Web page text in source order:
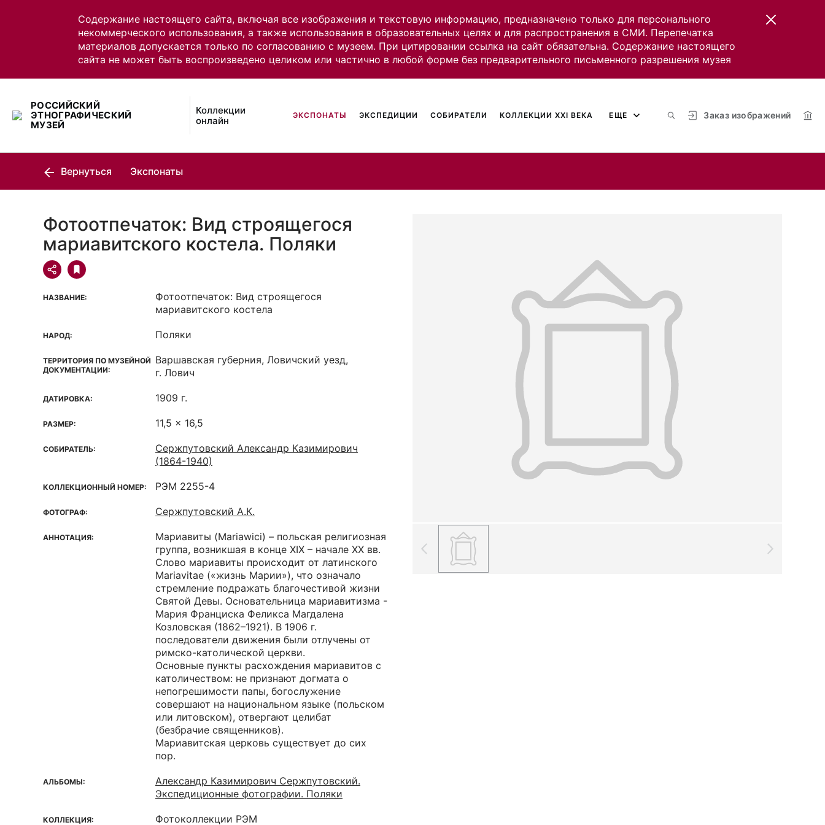
Содержание настоящего сайта, включая все изображения и текстовую информацию, предназначено только для персонального
некоммерческого использования, а также использования в образовательных целях и для распространения в СМИ. Перепечатка
материалов допускается только по согласованию с музеем. При цитировании ссылка на сайт обязательна. Содержание настоящего
сайта не может быть воспроизведено целиком или частично в любой форме без предварительного письменного разрешения музея
РОССИЙСКИЙ
ЭТНОГРАФИЧЕСКИЙ
МУЗЕЙ
Коллекции
онлайн
Заказ изображений
ЭКСПОНАТЫ ЭКСПЕДИЦИИ СОБИРАТЕЛИ КОЛЛЕКЦИИ XXI ВЕКА ЕЩЕ
Вернуться Экспонаты
Фотоотпечаток: Вид строящегося
мариавитского костела. Поляки
НАЗВАНИЕ:
Фотоотпечаток: Вид строящегося
мариавитского костела
НАРОД: Поляки
ТЕРРИТОРИЯ ПО МУЗЕЙНОЙ
ДОКУМЕНТАЦИИ:
Варшавская губерния, Ловичский уезд,
г. Лович
ДАТИРОВКА: 1909 г.
РАЗМЕР: 11,5 x 16,5
СОБИРАТЕЛЬ:
Сержпутовский Александр Казимирович
(1864-1940)
КОЛЛЕКЦИОННЫЙ НОМЕР: РЭМ 2255-4
ФОТОГРАФ: Сержпутовский А.К.
АННОТАЦИЯ:
Мариавиты (Mariawici) – польская религиозная
группа, возникшая в конце XIX – начале ХХ вв.
Слово мариавиты происходит от латинского
Mariavitae («жизнь Марии»), что означало
стремление подражать благочестивой жизни
Святой Девы. Основательница мариавитизма -
Мария Франциска Феликса Магдалена
Козловская (1862–1921). В 1906 г.
последователи движения были отлучены от
римско-католической церкви.
Основные пункты расхождения мариавитов с
католичеством: не признают догмата о
непогрешимости папы, богослужение
совершают на национальном языке (польском
или литовском), отвергают целибат
(безбрачие священников).
Мариавитская церковь существует до сих
пор.
АЛЬБОМЫ:
Александр Казимирович Сержпутовский.
Экспедиционные фотографии. Поляки
КОЛЛЕКЦИЯ: Фотоколлекции РЭМ